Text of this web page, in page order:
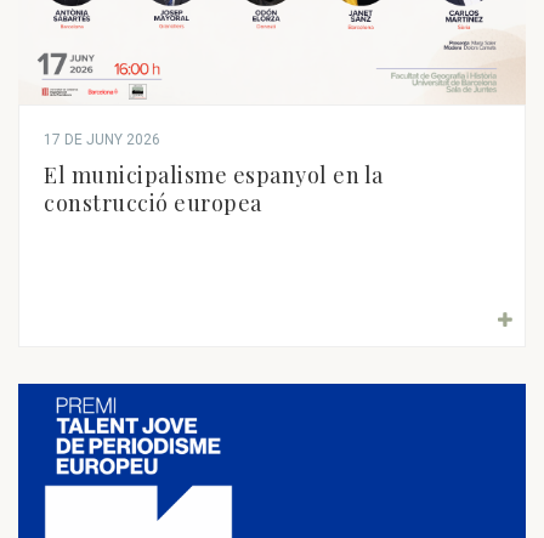
17 DE JUNY 2026
El municipalisme espanyol en la
construcció europea